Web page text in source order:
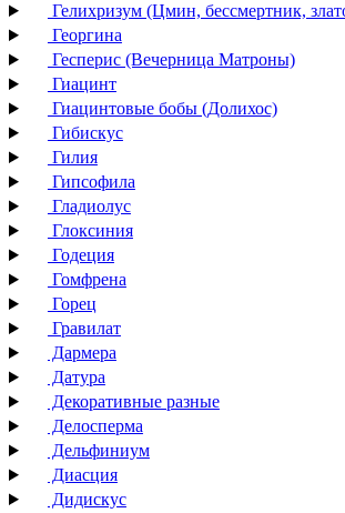
Гелихризум (Цмин, бессмертник,
Георгина
Гесперис (Вечерница Матроны)
Гиацинт
Гиацинтовые бобы (Долихос)
Гибискус
Гилия
Гипсофила
Гладиолус
Глоксиния
Годеция
Гомфрена
Горец
Гравилат
Дармера
Датура
Декоративные разные
Делосперма
Дельфиниум
Диасция
Дидискус